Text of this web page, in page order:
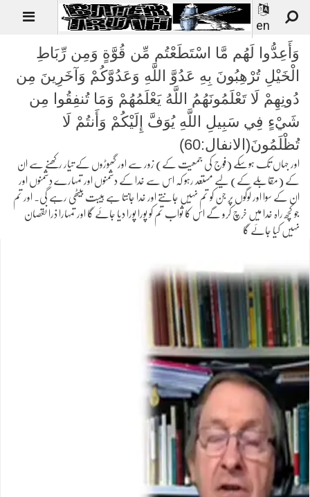
en
وَأَعِدُّوا لَهُم مَّا اسْتَطَعْتُم مِّن قُوَّةٍ وَمِن رِّبَاطِ
الْخَيْلِ تُرْهِبُونَ بِهِ عَدُوَّ اللَّهِ وَعَدُوَّكُمْ وَآخَرِينَ مِن
دُونِهِمْ لَا تَعْلَمُونَهُمُ اللَّهُ يَعْلَمُهُمْ وَمَا تُنفِقُوا مِن
شَيْءٍ فِي سَبِيلِ اللَّهِ يُوَفَّ إِلَيْكُمْ وَأَنتُمْ لَا
تُظْلَمُونَ(الانفال:60)
اور جہاں تک ہوسکے (فوج کی جمعیت کے) زور سے اور گھوڑوں کے تیار رکھنے سے ان
کے (مقابلے کے) لیے مستعد رہو کہ اس سے خدا کے دشمنوں اور تمہارے دشمنوں اور
ان کے سوا اور لوگوں پر جن کو تم نہیں جانتے اور خدا جانتا ہے ہیبت بیٹھی رہے گی۔ اور تم
جو کچھ راہ خدا میں خرچ کرو گے اس کا ثواب تم کو پورا پورا دیا جائے گا اور تمہارا ذرا نقصان
نہیں کیا جائے گا